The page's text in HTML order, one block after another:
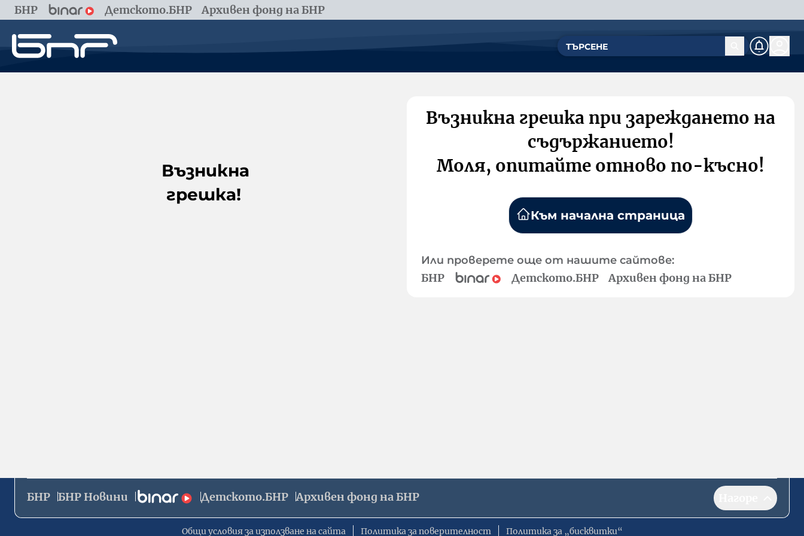
БНР Детското.БНР Архивен фонд на БНР
Възникна
грешка!
Възникна грешка при зареждането на
съдържанието!
Моля, опитайте отново по-късно!
Към начална страница
Или проверете още от нашите сайтове:
БНР Детското.БНР Архивен фонд на БНР
БНР БНР Новини Детското.БНР Архивен фонд на БНР
Общи условия за използване на сайта Политика за поверителност Политика за „бисквитки“